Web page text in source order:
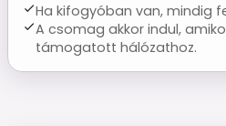
Ha kifogyóban van, mindig
A csomag akkor indul,
támogatott hálózathoz.